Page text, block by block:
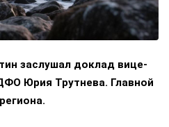
заслушал доклад вице-
Юрия Трутнева. Главной